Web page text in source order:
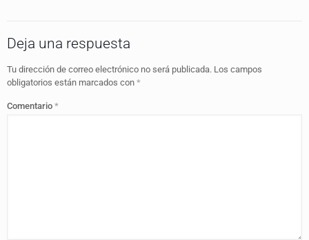
Deja una respuesta
Tu dirección de correo electrónico no será publicada. Los campos
obligatorios están marcados con *
Comentario *